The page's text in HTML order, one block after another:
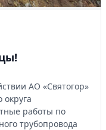
АО «Святогор»
работы по
трубопровода